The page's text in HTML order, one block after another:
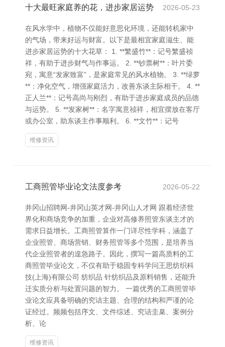
十大最旺家庭养的花，进步家居运势 2026-05-23
在风水学中，植物不仅能好意思化环境，还能转机家中
的气场，带来好运与财富。以下是最相宜家庭滋生、能
进步家居运势的十大花草： 1. **繁盛竹**：记号繁盛祯
祥，有助于进步财气与作事运。 2. **钞票树**：叶片委
宛，寓意“发家致富”，是家庭常见的风水植物。 3. **绿萝
**：净化空气，增强家庭活力，改善东谈主际相干。 4. **
正人兰**：记号高尚与刚烈，有助于进步家庭成员的品德
与运势。 5. **发家树**：名字寓意祯祥，相宜摆放在客厅
或办公室，助东谈主作事顺利。 6. **文竹**：记号
维修资讯
工商照管毕业论文法度参考 2026-05-22
井冈山招聘网-井冈山英才网-井冈山人才网 跟着经济世
界化和商场竞争的加重，企业对高修养照管东谈主才的
需求日益增长。工商照管算作一门详尽性学科，涵盖了
企业照管、商场营销、财务照管等多个范围，是培养当
代企业照管者的遑急路子。因此，撰写一篇高质料的工
商照管毕业论文，不仅有助于稳固专科学问王思纺织科
技(上海)有限公司 纺织品 针纺织品及原料销售，还能升
迁实质分析与处置问题的智力。 一篇优秀的工商照管毕
业论文应具备明确的究诘主题、合理的结构和严谨的论
证经过。频频包括序文、文件综述、究诘圭臬、案例分
析、论
维修资讯